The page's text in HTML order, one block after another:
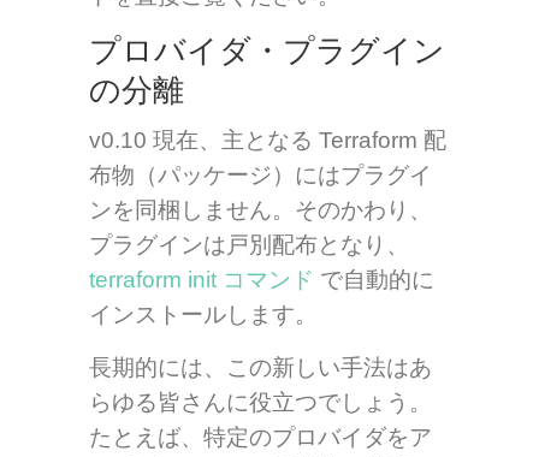
プロバイダ・プラグイン
の分離
v0.10 現在、主となる Terraform 配
布物（パッケージ）にはプラグイ
ンを同梱しません。そのかわり、
プラグインは戸別配布となり、
terraform init コマンド で自動的に
インストールします。
長期的には、この新しい手法はあ
らゆる皆さんに役立つでしょう。
たとえば、特定のプロバイダをア